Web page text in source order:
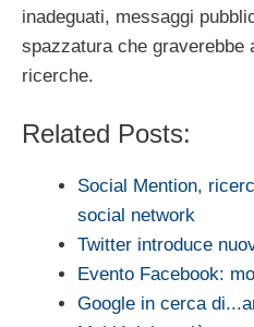
inadeguati, messaggi
spazzatura che graverebbe
ricerche.
Related Posts:
Social Mention,
social network
Twitter introduce
Evento Facebook:
Google in cerca